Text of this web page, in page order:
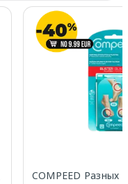
COMPEED Разных